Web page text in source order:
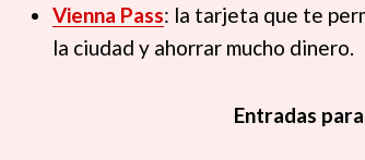
Vienna Pass: la tarjeta que te
la ciudad y ahorrar mucho dinero.
Entradas